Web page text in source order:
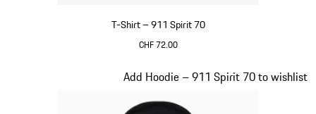
T-Shirt – 911 Spirit 70
CHF 72.00
Add Hoodie – 911 Spirit 70 to wishlist